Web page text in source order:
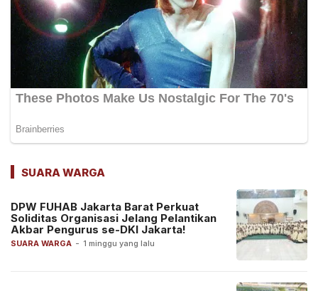
SUARA WARGA
SUARA WARGA - 1 minggu yang lalu
DPW FUHAB Jakarta Barat Perkuat
Soliditas Organisasi Jelang Pelantikan
Akbar Pengurus se-DKI Jakarta!